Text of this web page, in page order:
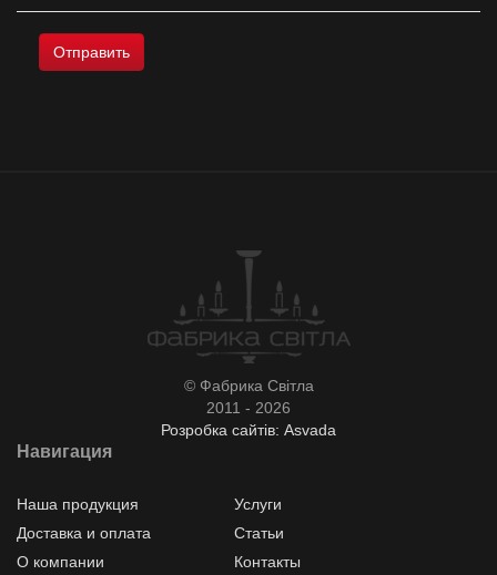
© Фабрика Світла
2011 - 2026
Розробка сайтів: Asvada
Навигация
Наша продукция
Услуги
Доставка и оплата
Статьи
О компании
Контакты